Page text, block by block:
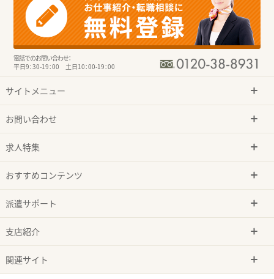
電話でのお問い合わせ：
平日9：30-19：00 土日10：00-19：00
サイトメニュー
お問い合わせ
求人特集
おすすめコンテンツ
派遣サポート
支店紹介
関連サイト